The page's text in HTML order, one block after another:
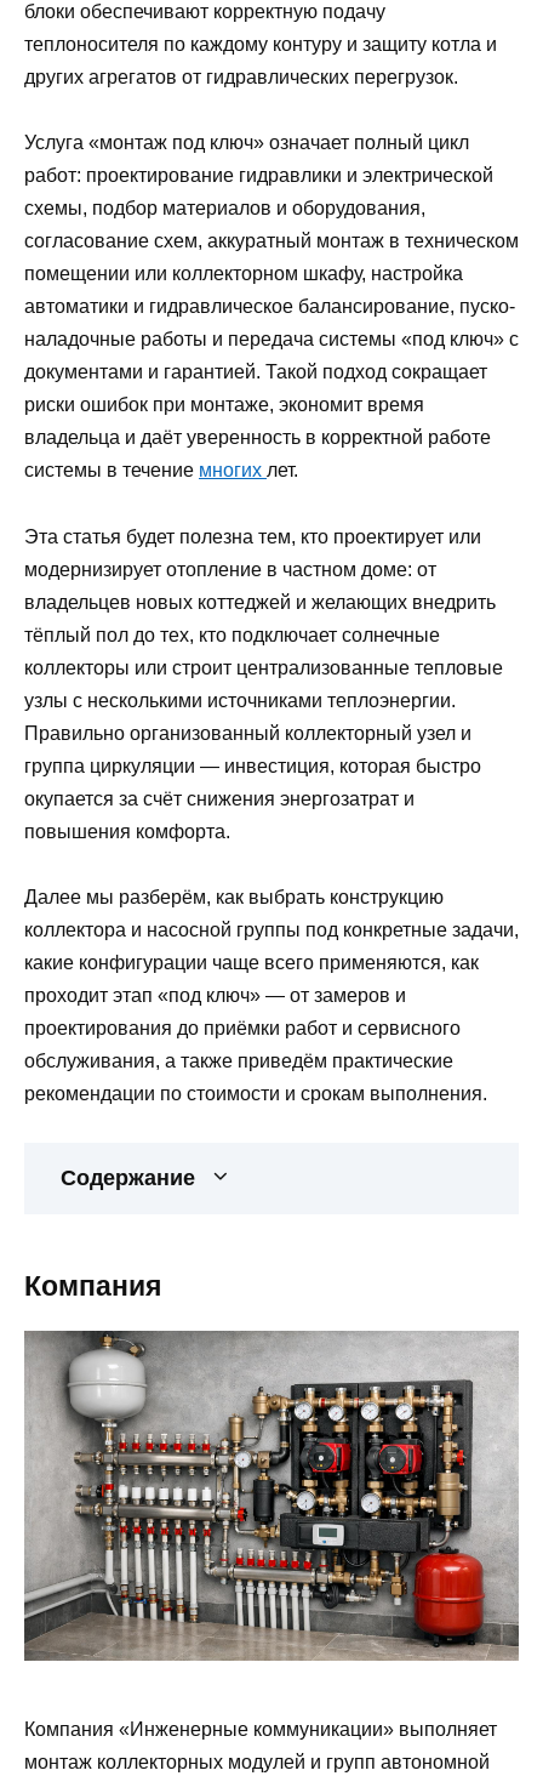
блоки обеспечивают корректную подачу
теплоносителя по каждому контурy и защиту котла и
других агрегатов от гидравлических перегрузок.
Услуга «монтаж под ключ» означает полный цикл
работ: проектирование гидравлики и электрической
схемы, подбор материалов и оборудования,
согласование схем, аккуратный монтаж в техническом
помещении или коллекторном шкафу, настройка
автоматики и гидравлическое балансирование, пуско-
наладочные работы и передача системы «под ключ» с
документами и гарантией. Такой подход сокращает
риски ошибок при монтаже, экономит время
владельца и даёт уверенность в корректной работе
системы в течение многих лет.
Эта статья будет полезна тем, кто проектирует или
модернизирует отопление в частном доме: от
владельцев новых коттеджей и желающих внедрить
тёплый пол до тех, кто подключает солнечные
коллекторы или строит централизованные тепловые
узлы с несколькими источниками теплоэнергии.
Правильно организованный коллекторный узел и
группа циркуляции — инвестиция, которая быстро
окупается за счёт снижения энергозатрат и
повышения комфорта.
Далее мы разберём, как выбрать конструкцию
коллектора и насосной группы под конкретные задачи,
какие конфигурации чаще всего применяются, как
проходит этап «под ключ» — от замеров и
проектирования до приёмки работ и сервисного
обслуживания, а также приведём практические
рекомендации по стоимости и срокам выполнения.
Содержание
Компания
Компания «Инженерные коммуникации» выполняет
монтаж коллекторных модулей и групп автономной